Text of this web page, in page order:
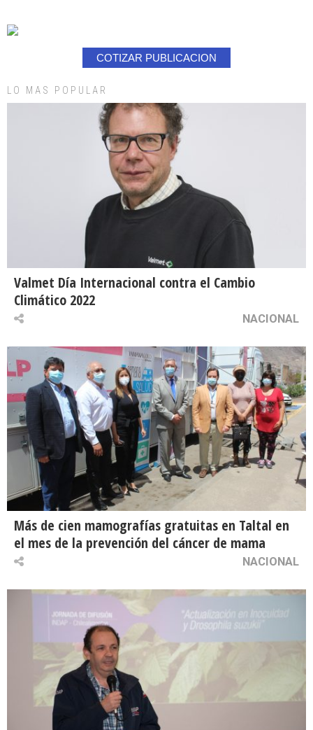
COTIZAR PUBLICACION
LO MAS POPULAR
Valmet Día Internacional contra el Cambio
Climático 2022
NACIONAL
Más de cien mamografías gratuitas en Taltal en
el mes de la prevención del cáncer de mama
NACIONAL